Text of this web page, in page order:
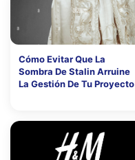
Cómo Evitar Que La
Sombra De Stalin Arruine
La Gestión De Tu Proyecto